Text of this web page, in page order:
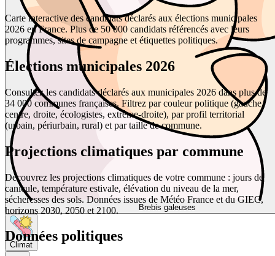
Brebis galeuses
Climat
Carte interactive des candidats déclarés aux élections municipales
2026 en France. Plus de 50 000 candidats référencés avec leurs
programmes, sites de campagne et étiquettes politiques.
Élections municipales 2026
Consultez les candidats déclarés aux municipales 2026 dans plus de
34 000 communes françaises. Filtrez par couleur politique (gauche,
centre, droite, écologistes, extrême-droite), par profil territorial
(urbain, périurbain, rural) et par taille de commune.
Projections climatiques par commune
Découvrez les projections climatiques de votre commune : jours de
canicule, température estivale, élévation du niveau de la mer,
sécheresses des sols. Données issues de Météo France et du GIEC,
horizons 2030, 2050 et 2100.
Données politiques